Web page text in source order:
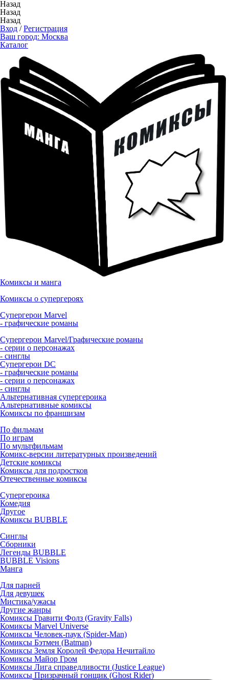
Назад
Назад
Назад
Вход /Регистрация
Ваш город: Москва
Каталог
Комиксы и манга
Комиксы о супергероях
Супергерои Marvel
- графические романы
Супергерои Marvel/Графические романы
- серии о персонажах
- синглы
Супергерои DC
- графические романы
- серии о персонажах
- синглы
Альтернативная супергероика
Альтернативные комиксы
Комиксы по франшизам
По фильмам
По играм
По мультфильмам
Комикс-версии литературных произведений
Детские комиксы
Комиксы для подростков
Отечественные комиксы
Супергероика
Комедия
Другое
Комиксы BUBBLE
Синглы
Сборники
Легенды BUBBLE
BUBBLE Visions
Манга
Для парней
Для девушек
Мистика/ужасы
Другие жанры
Комиксы Гравити Фолз (Gravity Falls)
Комиксы Marvel Universe
Комиксы Человек-паук (Spider-Man)
Комиксы Бэтмен (Batman)
Комиксы Земля Королей Федора Нечитайло
Комиксы Майор Гром
Комиксы Лига справедливости (Justice League)
Комиксы Призрачный гонщик (Ghost Rider)